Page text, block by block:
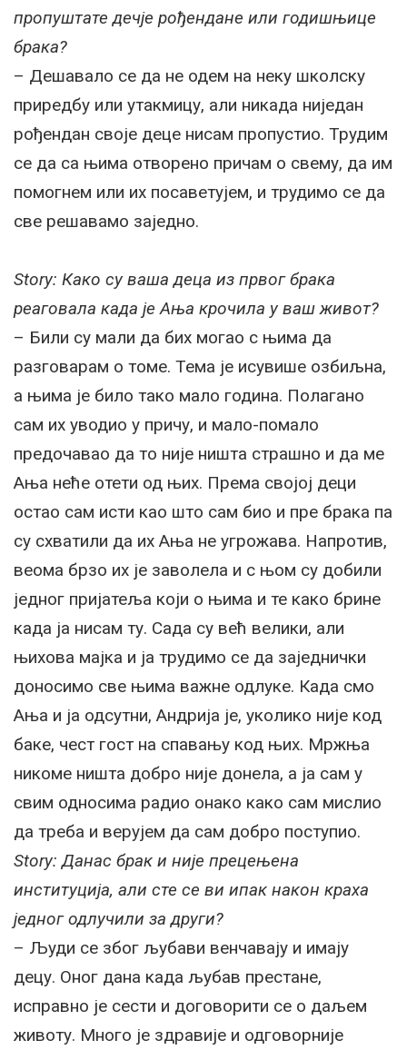
пропуштате дечје рођендане или годишњице
брака?
– Дешавало се да не одем на неку школску
приредбу или утакмицу, али никада ниједан
рођендан своје деце нисам пропустио. Трудим
се да са њима отворено причам о свему, да им
помогнем или их посаветујем, и трудимо се да
све решавамо заједно.
Story: Како су ваша деца из првог брака
реаговала када је Ања крочила у ваш живот?
– Били су мали да бих могао с њима да
разговарам о томе. Тема је исувише озбиљна,
а њима је било тако мало година. Полагано
сам их уводио у причу, и мало-помало
предочавао да то није ништа страшно и да ме
Ања неће отети од њих. Према својој деци
остао сам исти као што сам био и пре брака па
су схватили да их Ања не угрожава. Напротив,
веома брзо их је заволела и с њом су добили
једног пријатеља који о њима и те како брине
када ја нисам ту. Сада су већ велики, али
њихова мајка и ја трудимо се да заједнички
доносимо све њима важне одлуке. Када смо
Ања и ја одсутни, Андрија је, уколико није код
баке, чест гост на спавању код њих. Мржња
никоме ништа добро није донела, а ја сам у
свим односима радио онако како сам мислио
да треба и верујем да сам добро поступио.
Story: Данас брак и није прецењена
институција, али сте се ви ипак након краха
једног одлучили за други?
– Људи се због љубави венчавају и имају
децу. Оног дана када љубав престане,
исправно је сести и договорити се о даљем
животу. Много је здравије и одговорније